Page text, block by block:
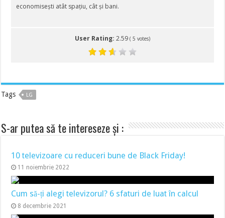
economisești atât spațiu, cât și bani.
User Rating: 2.59 ( 5 votes)
Tags LG
S-ar putea să te intereseze și :
10 televizoare cu reduceri bune de Black Friday!
11 noiembrie 2022
Cum să-ți alegi televizorul? 6 sfaturi de luat în calcul
8 decembrie 2021